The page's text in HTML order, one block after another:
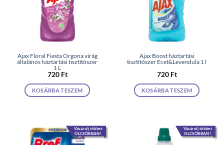
Ajax Floral Fiesta Orgona virág
általános háztartási tisztítószer
1 L
720 Ft
KOSÁRBA TESZEM
Ajax Boost háztartási
tisztítószer Ecet&Levendula 1 l
720 Ft
KOSÁRBA TESZEM
Vásárolj többet
OLCSÓBBAN!
Vásárolj többet
OLCSÓBBAN!